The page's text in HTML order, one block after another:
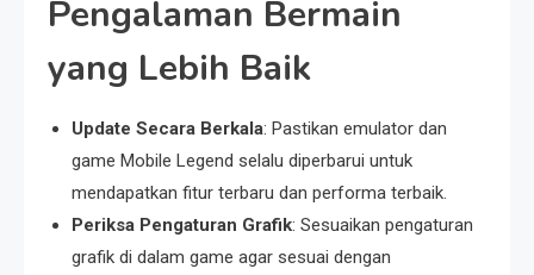
Pengalaman Bermain
yang Lebih Baik
Update Secara Berkala: Pastikan emulator dan
game Mobile Legend selalu diperbarui untuk
mendapatkan fitur terbaru dan performa terbaik.
Periksa Pengaturan Grafik: Sesuaikan pengaturan
grafik di dalam game agar sesuai dengan